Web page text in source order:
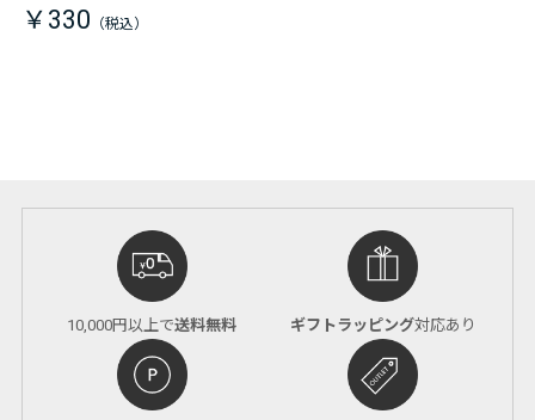
￥330
10,000円以上で送料無料 ギフトラッピング対応あり